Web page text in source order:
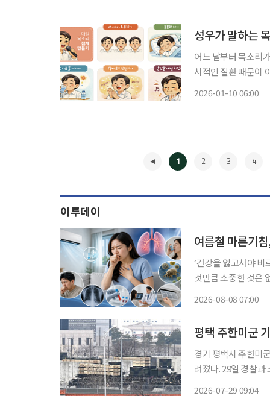
성우가 말하는
어느 날부터 목소리
시적인 질환 때문이
2026-01-10 06:00
1 2 3 4
이투데이
여름철 마른기
‘건강을 잃고서야
것만큼 소중한 것은
2026-08-08 07:00
평택 주한미군
경기 평택시 주한미
려졌다. 29일 경찰과 소방당국, 연합뉴스 등에 따르면 전날 오후 5시 7분께 평택시 서탄면 오
2026-07-29 09:04